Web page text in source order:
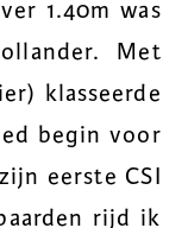
1.40m was
Met
klasseerde
begin voor
eerste CSI
rijd ik